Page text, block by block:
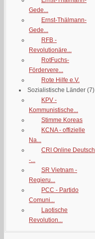
Gede...
Ernst-Thälmann-
Gede...
RFB -
Revolutionäre...
RotFuchs-
Fördervere...
Rote Hilfe e.V.
Sozialistische Länder (7)
KPV -
Kommunistische...
Stimme Koreas
KCNA - offizielle
Na...
CRI Online Deutsch
-...
SR Vietnam -
Regieru...
PCC - Partido
Comuni...
Laotische
Revolution...